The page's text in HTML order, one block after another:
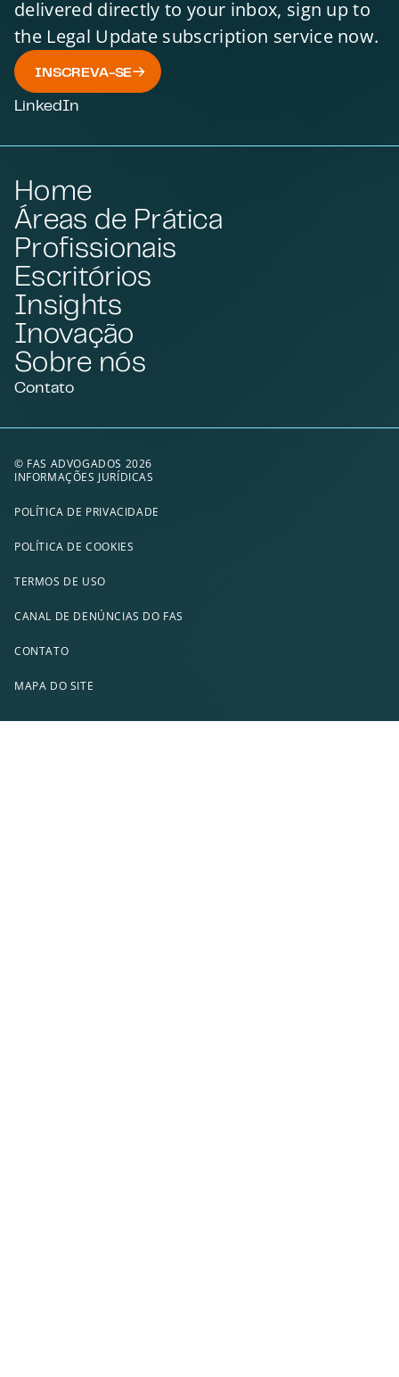
delivered directly to your inbox, sign up to
the Legal Update subscription service now.
INSCREVA-SE
LinkedIn
Home
Áreas de Prática
Profissionais
Escritórios
Insights
Inovação
Sobre nós
Contato
© FAS ADVOGADOS 2026
INFORMAÇÕES JURÍDICAS
POLÍTICA DE PRIVACIDADE
POLÍTICA DE COOKIES
TERMOS DE USO
CANAL DE DENÚNCIAS DO FAS
CONTATO
MAPA DO SITE